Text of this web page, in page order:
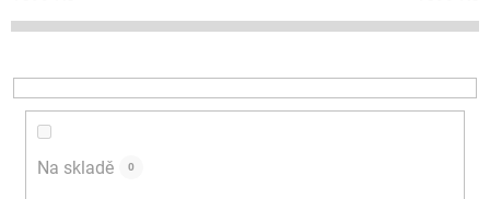
p
o
d
Na skladě 0